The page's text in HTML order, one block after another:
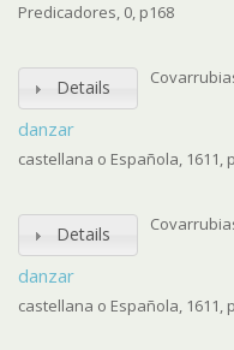
Predicadores, 0, p168
Details
danzar
castellana o Española, 1611,
Details
danzar
castellana o Española, 1611,